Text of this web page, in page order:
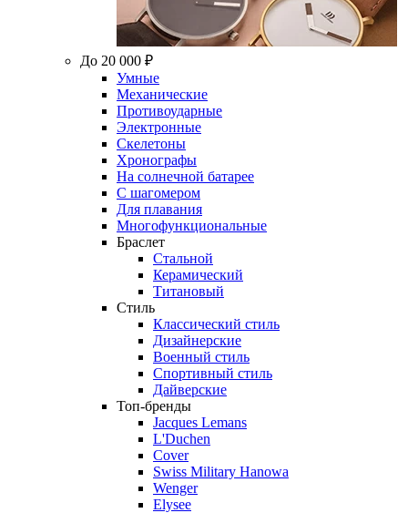
До 20 000 ₽
Умные
Механические
Противоударные
Электронные
Скелетоны
Хронографы
На солнечной батарее
С шагомером
Для плавания
Многофункциональные
Браслет
Стальной
Керамический
Титановый
Стиль
Классический стиль
Дизайнерские
Военный стиль
Спортивный стиль
Дайверские
Топ-бренды
Jacques Lemans
L'Duchen
Cover
Swiss Military Hanowa
Wenger
Elysee